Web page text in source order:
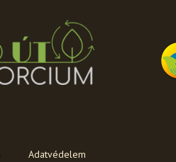
Adatvédelem